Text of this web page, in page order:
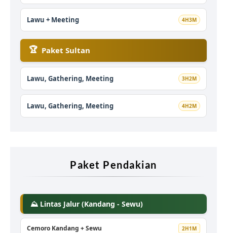
Lawu + Meeting 4H3M
🏆 Paket Sultan
Lawu, Gathering, Meeting 3H2M
Lawu, Gathering, Meeting 4H2M
Paket Pendakian
⛰️ Lintas Jalur (Kandang - Sewu)
Cemoro Kandang + Sewu 2H1M